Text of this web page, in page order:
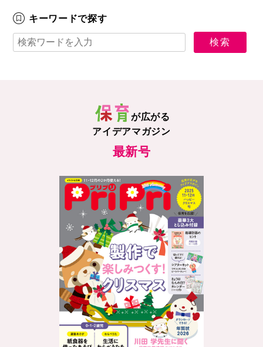
キーワードで探す
が広がる
アイデアマガジン
最新号